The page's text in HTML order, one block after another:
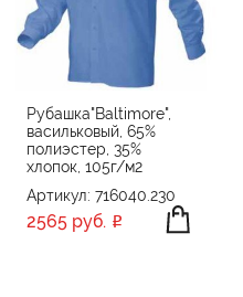
Рубашка"Baltimore",
васильковый, 65%
полиэстер, 35%
хлопок, 105г/м2
Артикул: 716040.230
2565 руб.